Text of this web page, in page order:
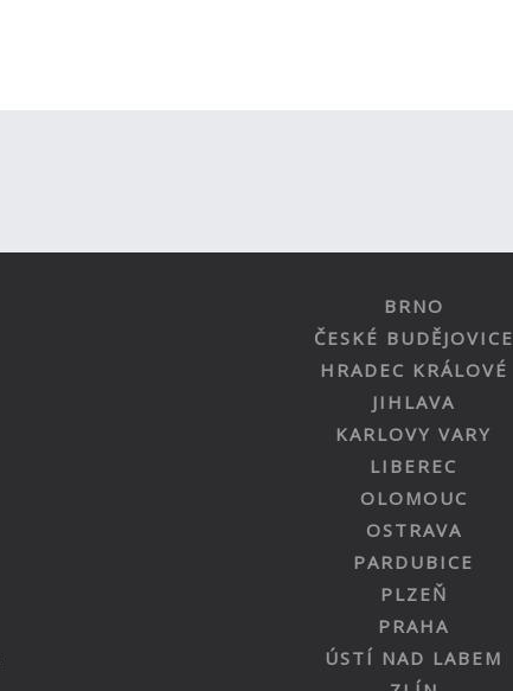
BRNO
ČESKÉ BUDĚJOVICE
HRADEC KRÁLOVÉ
JIHLAVA
KARLOVY VARY
LIBEREC
OLOMOUC
OSTRAVA
PARDUBICE
PLZEŇ
PRAHA
ÚSTÍ NAD LABEM